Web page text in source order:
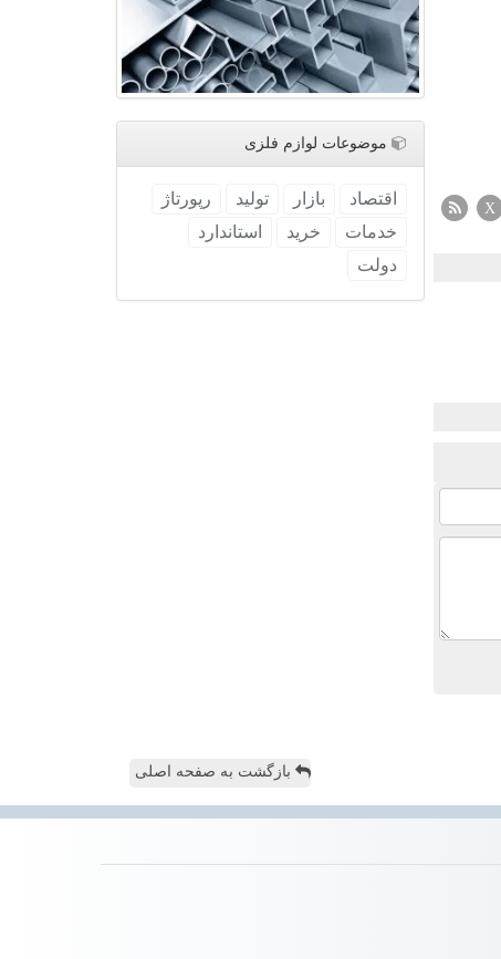
X
موضوعات لوازم فلزی
اقتصاد بازار تولید
رپورتاژ
خدمات
خرید
استاندارد
دولت
بازگشت به صفحه اصلی